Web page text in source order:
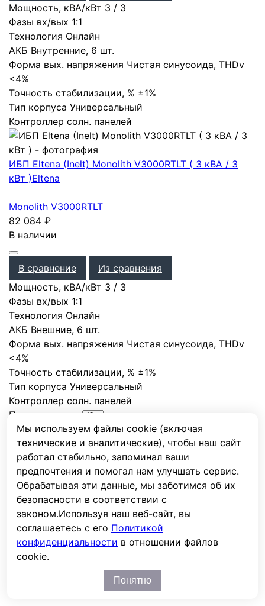
Мы используем файлы cookie (включая
технические и аналитические), чтобы наш сайт
работал стабильно, запоминал ваши
предпочтения и помогал нам улучшать сервис.
Обрабатывая эти данные, мы заботимся об их
безопасности в соответствии с
законом.Используя наш веб-сайт, вы
соглашаетесь с его Политикой
конфиденциальности в отношении файлов
cookie.
Понятно
Мощность, кВА/кВт 3 / 3
Фазы вх/вых 1:1
Технология Онлайн
АКБ Внутренние, 6 шт.
Форма вых. напряжения Чистая синусоида, THDv
<4%
Точность стабилизации, % ±1%
Тип корпуса Универсальный
Контроллер солн. панелей
ИБП Eltena (Inelt) Monolith V3000RTLT ( 3 кВА / 3
кВт )Eltena
Monolith V3000RTLT
82 084 ₽
В наличии
В сравнение
Из сравнения
Мощность, кВА/кВт 3 / 3
Фазы вх/вых 1:1
Технология Онлайн
АКБ Внешние, 6 шт.
Форма вых. напряжения Чистая синусоида, THDv
<4%
Точность стабилизации, % ±1%
Тип корпуса Универсальный
Контроллер солн. панелей
Показывать по
Подбор по параметрам
Мощность, кВА
от до
Мощность, кВт
от до